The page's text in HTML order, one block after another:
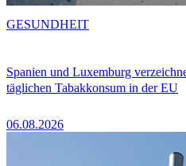
Spanien und Luxemburg
täglichen Tabakkonsum in der EU
06.08.2026
GESUNDHEIT